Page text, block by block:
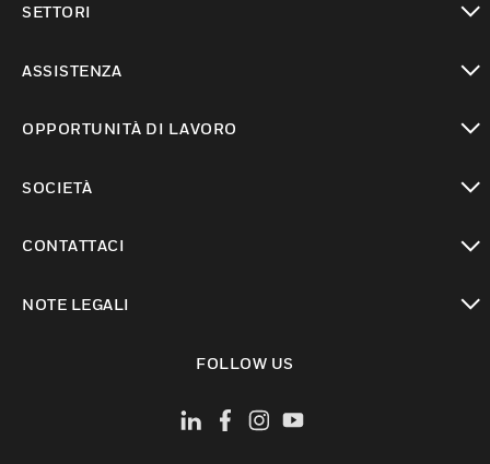
SETTORI
ASSISTENZA
OPPORTUNITÀ DI LAVORO
SOCIETÀ
CONTATTACI
NOTE LEGALI
FOLLOW US